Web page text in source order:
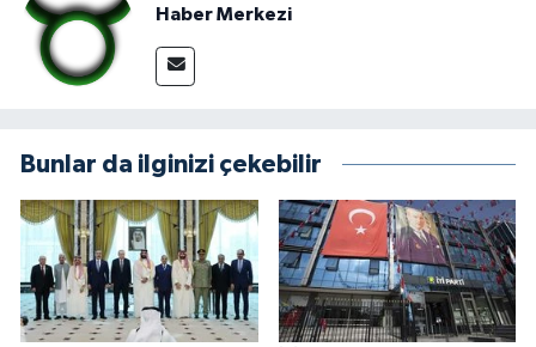
Haber Merkezi
Bunlar da ilginizi çekebilir